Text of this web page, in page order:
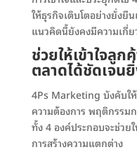
ให้ธุรกิจเติบโตอย่างยั่งยื
แนวคิดนี้ยังคงมีความเกี่
ช่วยให้เข้าใจลู
ตลาดได้ชัดเจน
4Ps Marketing บังคับใ
ความต้องการ พฤติกรรม
ทั้ง 4 องค์ประกอบจะช่วย
การสร้างความแตกต่าง